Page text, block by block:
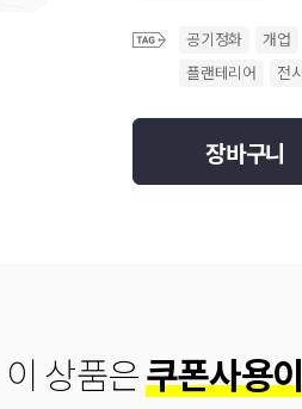
공기정화 개업
플랜테리어
전
장바구니
이 상품은쿠폰사용